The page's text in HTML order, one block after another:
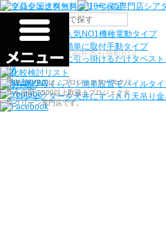
検索
機種から選ぶ
シアターハウス人気NO1機種電動タイプ
電源工事なしで簡単に取付手動タイプ
ネジ付きフックに引っ掛けるだけタペス
プ
持ち運びらくらく！簡単設置モバイルタ
プロジェクターを天井にすっきり 天吊り
〒910-0122 福井県福井市石盛町613
シアターハウスは、プロジェクタースクリ
ーンを全部で500以上取扱うプロジェクタ
ースクリーン専門店です。